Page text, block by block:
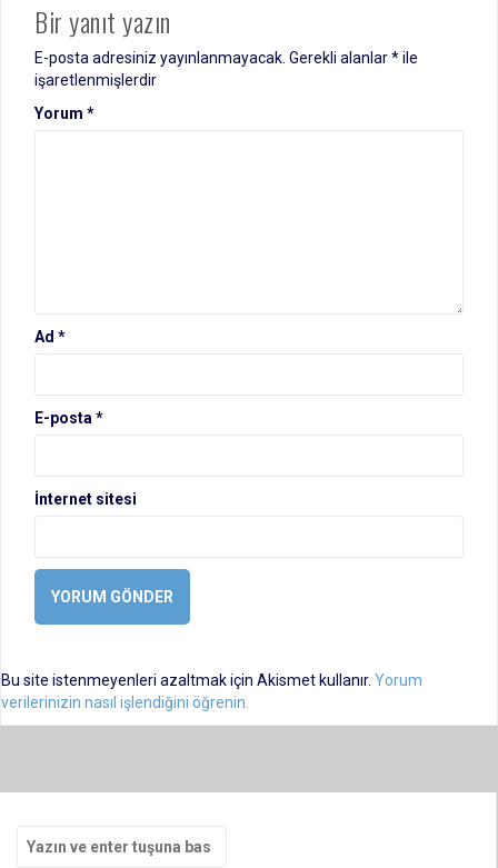
Bir yanıt yazın
E-posta adresiniz yayınlanmayacak. Gerekli alanlar*ile
işaretlenmişlerdir
Yorum *
Ad *
E-posta *
İnternet sitesi
Bu site istenmeyenleri azaltmak için Akismet kullanır. Yorum
verilerinizin nasıl işlendiğini öğrenin.
yap: